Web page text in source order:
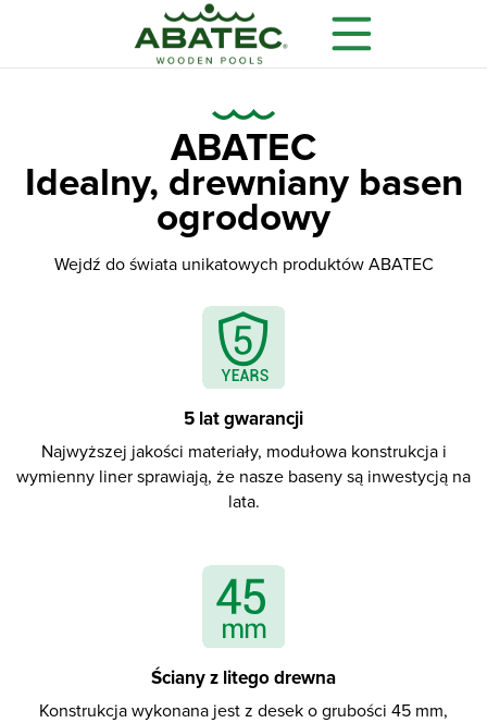
Główne korzyści
ABATEC
Idealny, drewniany basen
ogrodowy
Wejdź do świata unikatowych produktów ABATEC
5 lat gwarancji
Najwyższej jakości materiały, modułowa konstrukcja i
wymienny liner sprawiają, że nasze baseny są inwestycją na
lata.
Ściany z litego drewna
Konstrukcja wykonana jest z desek o grubości 45 mm,